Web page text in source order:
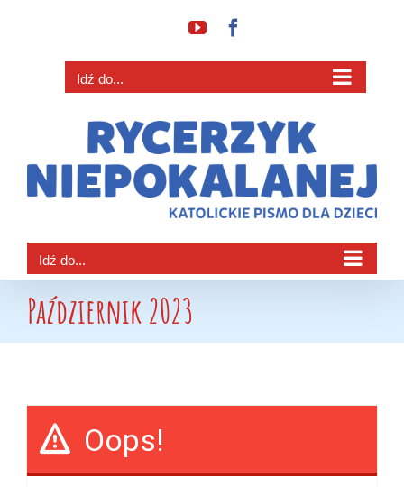
YouTube
Idź do...
Idź do...
Październik 2023
Oops!